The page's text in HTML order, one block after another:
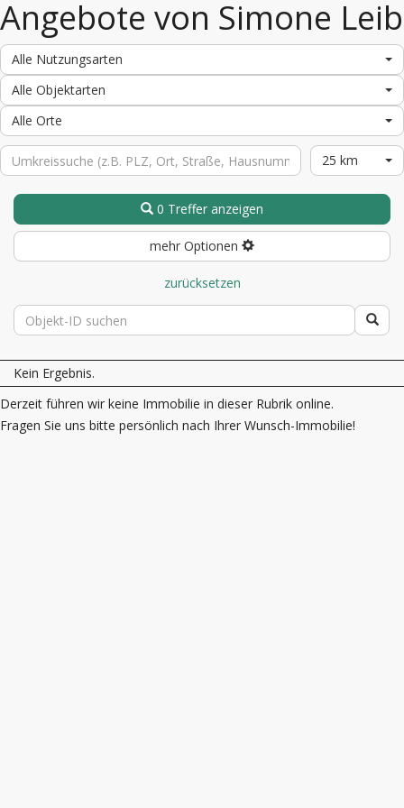
Angebote von Simone Leib
Alle Nutzungsarten
Alle Objektarten
Alle Orte
25 km
0 Treffer anzeigen
mehr Optionen
zurücksetzen
Kein Ergebnis.
Derzeit führen wir keine Immobilie in dieser Rubrik online.
Fragen Sie uns bitte persönlich nach Ihrer Wunsch-Immobilie!